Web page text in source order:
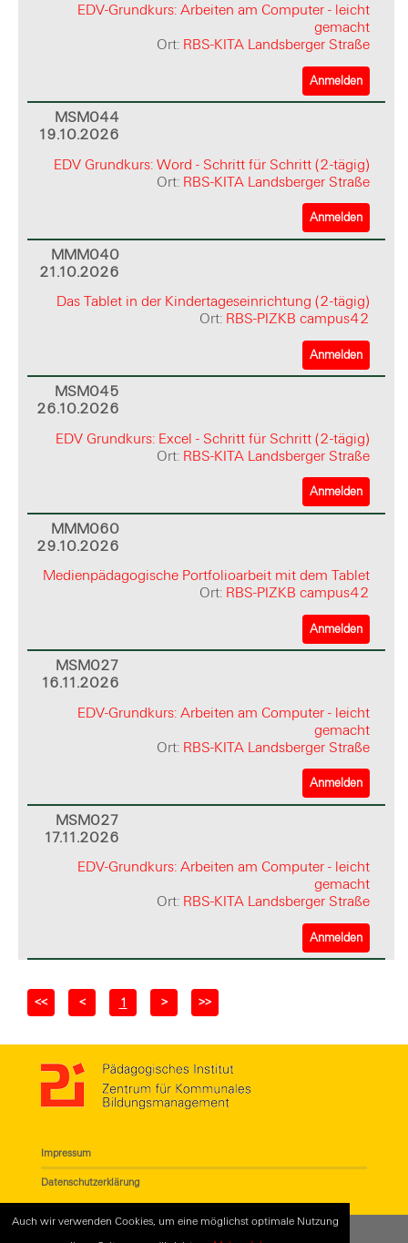
Auch wir verwenden Cookies, um eine möglichst optimale Nutzung
EDV-Grundkurs: Arbeiten am Computer - leicht
gemacht
Ort: RBS-KITA Landsberger Straße
Anmelden
MSM044
19.10.2026
EDV Grundkurs: Word - Schritt für Schritt (2-tägig)
Ort: RBS-KITA Landsberger Straße
Anmelden
MMM040
21.10.2026
Das Tablet in der Kindertageseinrichtung (2-tägig)
Ort: RBS-PIZKB campus42
Anmelden
MSM045
26.10.2026
EDV Grundkurs: Excel - Schritt für Schritt (2-tägig)
Ort: RBS-KITA Landsberger Straße
Anmelden
MMM060
29.10.2026
Medienpädagogische Portfolioarbeit mit dem Tablet
Ort: RBS-PIZKB campus42
Anmelden
MSM027
16.11.2026
EDV-Grundkurs: Arbeiten am Computer - leicht
gemacht
Ort: RBS-KITA Landsberger Straße
Anmelden
MSM027
17.11.2026
EDV-Grundkurs: Arbeiten am Computer - leicht
gemacht
Ort: RBS-KITA Landsberger Straße
Anmelden
<< < 1 > >>
Impressum
Datenschutzerklärung